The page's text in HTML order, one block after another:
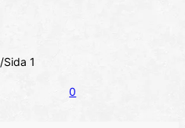
/Sida 1
0